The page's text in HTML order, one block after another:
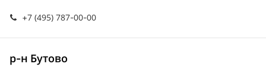
+7 (495) 787-00-00
р-н Бутово